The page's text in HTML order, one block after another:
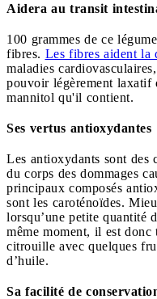
Aidera au transit
100 grammes de ce
fibres. Les fibres aident la
maladies
pouvoir légèrement laxatif
mannitol qu'il contient.
Ses vertus antioxydantes
Les antioxydants sont des
du corps des dommages
principaux composés
sont les caroténoïdes.
lorsqu’une petite quantité
même moment, il est
citrouille avec quelques
d’huile.
Sa facilité de